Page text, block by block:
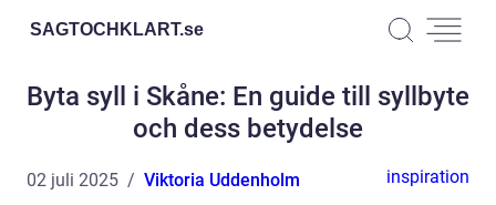
SAGTOCHKLART.se
Byta syll i Skåne: En guide till syllbyte
och dess betydelse
02 juli 2025 Viktoria Uddenholm inspiration